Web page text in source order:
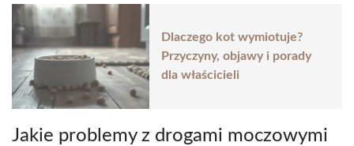
Dlaczego kot wymiotuje?
Przyczyny, objawy i porady
dla właścicieli
Jakie problemy z drogami moczowymi